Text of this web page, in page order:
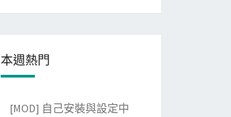
本週熱門
[MOD] 自己安裝與設定中